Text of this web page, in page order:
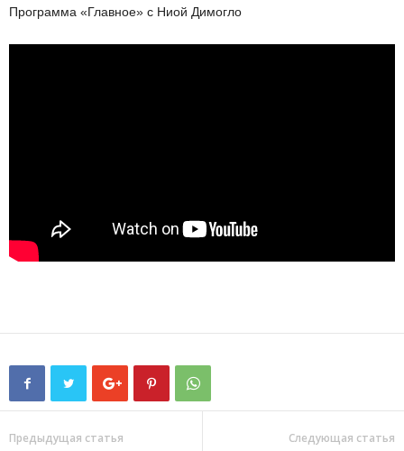
Программа «Главное» с Ниой Димогло
Предыдущая статья Следующая статья